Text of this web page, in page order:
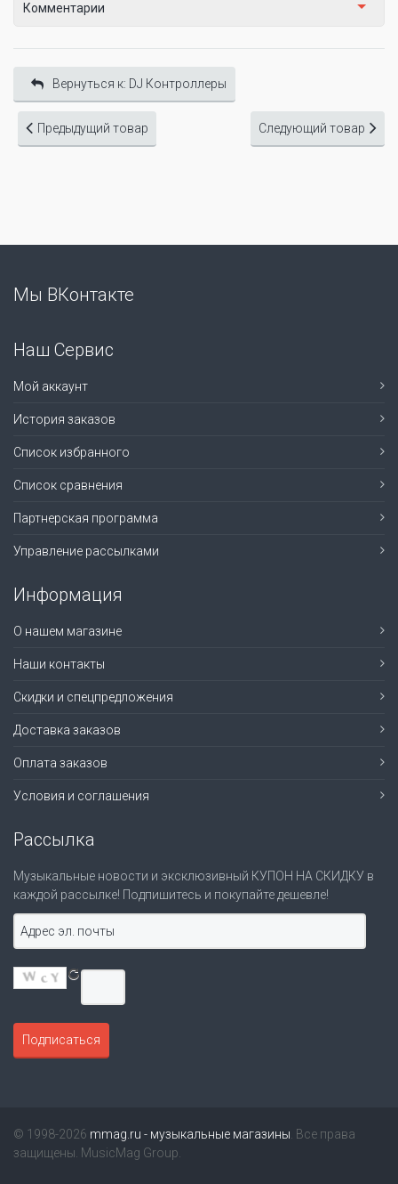
Комментарии
Вернуться к: DJ Контроллеры
Предыдущий товар Следующий товар
Мы ВКонтакте
Наш Сервис
Мой аккаунт
История заказов
Список избранного
Список сравнения
Партнерская программа
Управление рассылками
Информация
О нашем магазине
Наши контакты
Скидки и спецпредложения
Доставка заказов
Оплата заказов
Условия и соглашения
Рассылка
Музыкальные новости и эксклюзивный КУПОН НА СКИДКУ в
каждой рассылке! Подпишитесь и покупайте дешевле!
© 1998-2026 mmag.ru - музыкальные магазины . Все права
защищены. MusicMag Group.